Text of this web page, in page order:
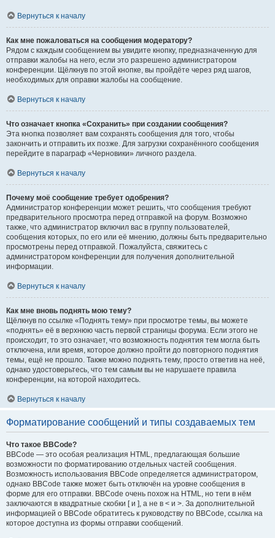
Вернуться к началу
Как мне пожаловаться на сообщения модератору?
Рядом с каждым сообщением вы увидите кнопку, предназначенную для
отправки жалобы на него, если это разрешено администратором
конференции. Щёлкнув по этой кнопке, вы пройдёте через ряд шагов,
необходимых для оправки жалобы на сообщение.
Вернуться к началу
Что означает кнопка «Сохранить» при создании сообщения?
Эта кнопка позволяет вам сохранять сообщения для того, чтобы
закончить и отправить их позже. Для загрузки сохранённого сообщения
перейдите в параграф «Черновики» личного раздела.
Вернуться к началу
Почему моё сообщение требует одобрения?
Администратор конференции может решить, что сообщения требуют
предварительного просмотра перед отправкой на форум. Возможно
также, что администратор включил вас в группу пользователей,
сообщения которых, по его или её мнению, должны быть предварительно
просмотрены перед отправкой. Пожалуйста, свяжитесь с
администратором конференции для получения дополнительной
информации.
Вернуться к началу
Как мне вновь поднять мою тему?
Щёлкнув по ссылке «Поднять тему» при просмотре темы, вы можете
«поднять» её в верхнюю часть первой страницы форума. Если этого не
происходит, то это означает, что возможность поднятия тем могла быть
отключена, или время, которое должно пройти до повторного поднятия
темы, ещё не прошло. Также можно поднять тему, просто ответив на неё,
однако удостоверьтесь, что тем самым вы не нарушаете правила
конференции, на которой находитесь.
Вернуться к началу
Форматирование сообщений и типы создаваемых тем
Что такое BBCode?
BBCode — это особая реализация HTML, предлагающая большие
возможности по форматированию отдельных частей сообщения.
Возможность использования BBCode определяется администратором,
однако BBCode также может быть отключён на уровне сообщения в
форме для его отправки. BBCode очень похож на HTML, но теги в нём
заключаются в квадратные скобки [ и ], а не в < и >. За дополнительной
информацией о BBCode обратитесь к руководству по BBCode, ссылка на
которое доступна из формы отправки сообщений.